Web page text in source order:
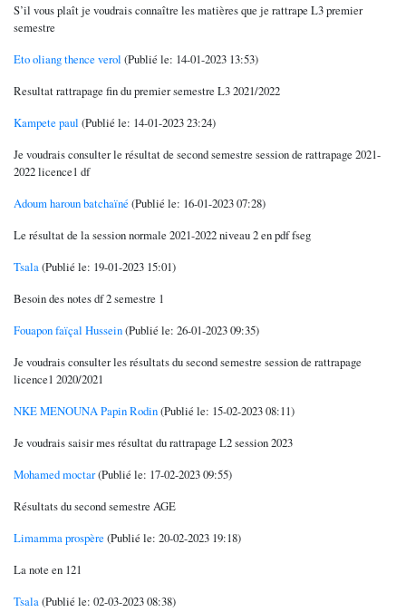
S’il vous plaît je voudrais connaître les matières que je rattrape L3 premier
semestre
Eto oliang thence verol (Publié le: 14-01-2023 13:53)
Resultat rattrapage fin du premier semestre L3 2021/2022
Kampete paul (Publié le: 14-01-2023 23:24)
Je voudrais consulter le résultat de second semestre session de rattrapage 2021-
2022 licence1 df
Adoum haroun batchaïné (Publié le: 16-01-2023 07:28)
Le résultat de la session normale 2021-2022 niveau 2 en pdf fseg
Tsala(Publié le: 19-01-2023 15:01)
Besoin des notes df 2 semestre 1
Fouapon faïçal Hussein(Publié le: 26-01-2023 09:35)
Je voudrais consulter les résultats du second semestre session de rattrapage
licence1 2020/2021
NKE MENOUNA Papin Rodin(Publié le: 15-02-2023 08:11)
Je voudrais saisir mes résultat du rattrapage L2 session 2023
Mohamed moctar(Publié le: 17-02-2023 09:55)
Résultats du second semestre AGE
Limamma prospère (Publié le: 20-02-2023 19:18)
La note en 121
Tsala(Publié le: 02-03-2023 08:38)